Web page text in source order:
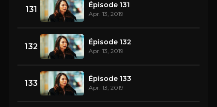
131 Épisode 131
Apr. 13, 2019
132 Épisode 132
Apr. 13, 2019
133 Épisode 133
Apr. 13, 2019